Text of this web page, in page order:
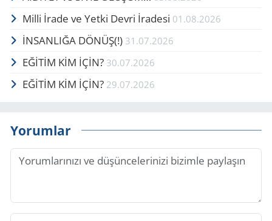
Milli İrade ve Yetki Devri İradesi 01.08.2026
İNSANLIĞA DÖNÜŞ(!) 31.07.2026
EĞİTİM KİM İÇİN? 30.07.2026
EĞİTİM KİM İÇİN? 29.07.2026
Yorumlar